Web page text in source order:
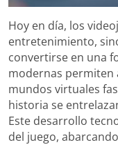
Hoy en día, los
entretenimiento,
convertirse en una
modernas permiten
mundos virtuales
historia se
Este desarrollo
del juego,